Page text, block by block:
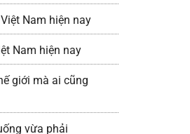
Nam hiện nay
Nam hiện nay
giới mà ai cũng
vừa phải